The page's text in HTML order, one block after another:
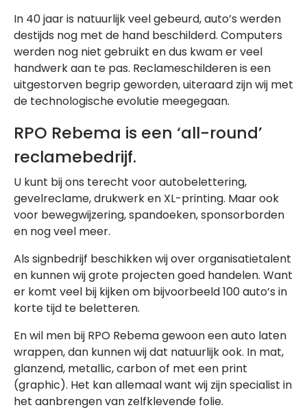
In 40 jaar is natuurlijk veel gebeurd, auto’s werden
destijds nog met de hand beschilderd. Computers
werden nog niet gebruikt en dus kwam er veel
handwerk aan te pas. Reclameschilderen is een
uitgestorven begrip geworden, uiteraard zijn wij met
de technologische evolutie meegegaan.
RPO Rebema is een ‘all-round’
reclamebedrijf.
U kunt bij ons terecht voor autobelettering,
gevelreclame, drukwerk en XL-printing. Maar ook
voor bewegwijzering, spandoeken, sponsorborden
en nog veel meer.
Als signbedrijf beschikken wij over organisatietalent
en kunnen wij grote projecten goed handelen. Want
er komt veel bij kijken om bijvoorbeeld 100 auto’s in
korte tijd te beletteren.
En wil men bij RPO Rebema gewoon een auto laten
wrappen, dan kunnen wij dat natuurlijk ook. In mat,
glanzend, metallic, carbon of met een print
(graphic). Het kan allemaal want wij zijn specialist in
het aanbrengen van zelfklevende folie.